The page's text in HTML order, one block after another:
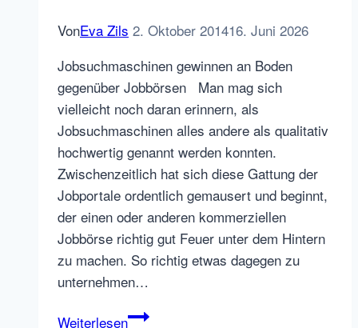
VonEva Zils 2. Oktober 201416. Juni 2026
Jobsuchmaschinen gewinnen an Boden
gegenüber Jobbörsen Man mag sich
vielleicht noch daran erinnern, als
Jobsuchmaschinen alles andere als qualitativ
hochwertig genannt werden konnten.
Zwischenzeitlich hat sich diese Gattung der
Jobportale ordentlich gemausert und beginnt,
der einen oder anderen kommerziellen
Jobbörse richtig gut Feuer unter dem Hintern
zu machen. So richtig etwas dagegen zu
unternehmen…
WeiterlesenJobsuchmaschinen